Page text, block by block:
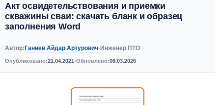
Акт освидетельствования и приемки
скважины сваи: скачать бланк и образец
заполнения Word
Автор:Ганиев Айдар Артурович•Инженер ПТО
Опубликовано:21.04.2021•Обновлено:08.03.2026